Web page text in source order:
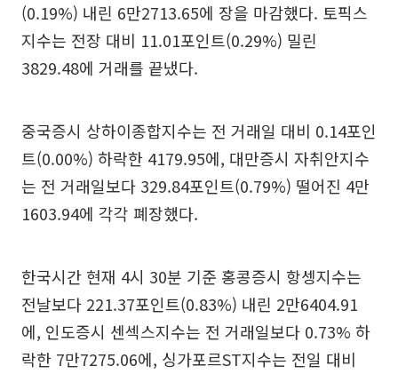
(0.19%) 내린 6만2713.65에 장을 마감했다. 토픽스
지수는 전장 대비 11.01포인트(0.29%) 밀린
3829.48에 거래를 끝냈다.
중국증시 상하이종합지수는 전 거래일 대비 0.14포인
트(0.00%) 하락한 4179.95에, 대만증시 자취안지수
는 전 거래일보다 329.84포인트(0.79%) 떨어진 4만
1603.94에 각각 폐장했다.
한국시간 현재 4시 30분 기준 홍콩증시 항셍지수는
전날보다 221.37포인트(0.83%) 내린 2만6404.91
에, 인도증시 센섹스지수는 전 거래일보다 0.73% 하
락한 7만7275.06에, 싱가포르ST지수는 전일 대비